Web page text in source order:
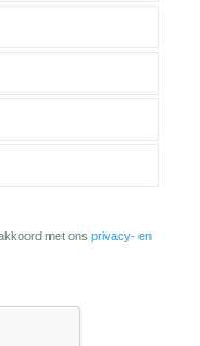
met ons privacy- en